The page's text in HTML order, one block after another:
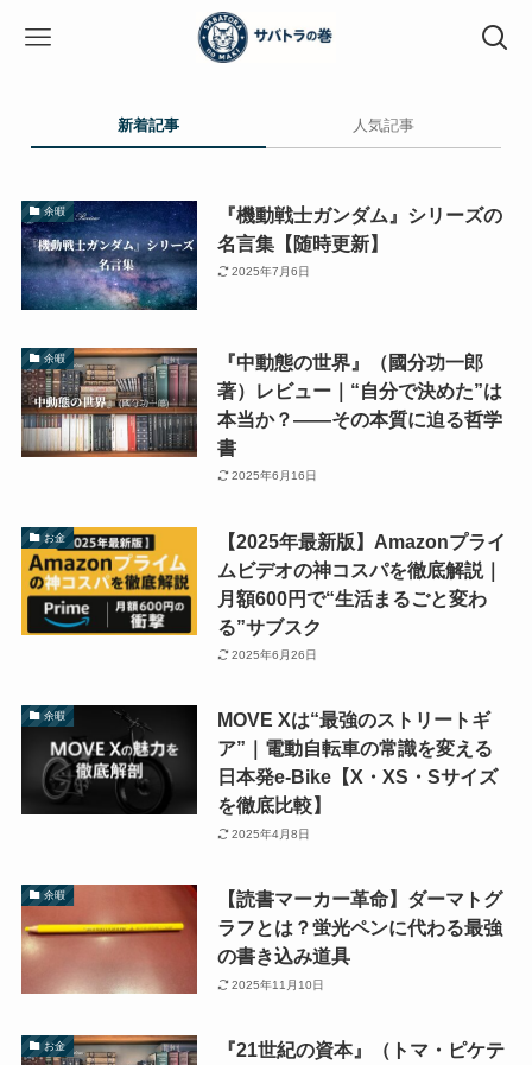
新着記事 人気記事
余暇
『機動戦士ガンダム』シリーズの
名言集【随時更新】
2025年7月6日
余暇
『中動態の世界』（國分功一郎
著）レビュー｜“自分で決めた”は
本当か？――その本質に迫る哲学
書
2025年6月16日
お金
【2025年最新版】Amazonプライ
ムビデオの神コスパを徹底解説｜
月額600円で“生活まるごと変わ
る”サブスク
2025年6月26日
余暇
MOVE Xは“最強のストリートギ
ア”｜電動自転車の常識を変える
日本発e-Bike【X・XS・Sサイズ
を徹底比較】
2025年4月8日
余暇
【読書マーカー革命】ダーマトグ
ラフとは？蛍光ペンに代わる最強
の書き込み道具
2025年11月10日
お金
『21世紀の資本』（トマ・ピケテ